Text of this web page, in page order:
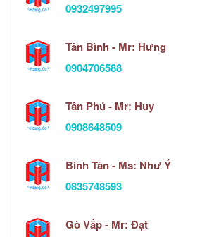
0932497995
Tân Bình - Mr: Hưng
0904706588
Tân Phú - Mr: Huy
0908648509
Bình Tân - Ms: Như Ý
0835748593
Gò Vấp - Mr: Đạt